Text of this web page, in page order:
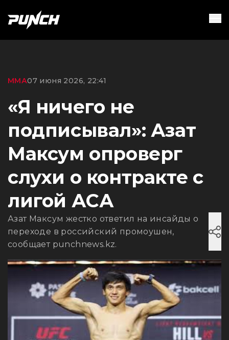
ММА07 июня 2026, 22:41
«Я ничего не
подписывал»: Азат
Максум опроверг
слухи о контракте с
лигой АСА
Азат Максум жестко ответил на инсайды о
переходе в российский промоушен,
сообщает punchnews.kz.